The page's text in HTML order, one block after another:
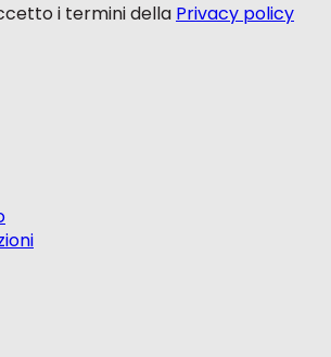
i termini della Privacy policy